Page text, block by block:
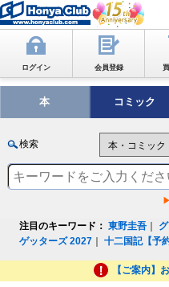
ログイン 会員登録
本 コミック
検索
注目のキーワード： 東野圭吾
ゲッターズ 2027 ｜十二国記【予約
【ご案内】